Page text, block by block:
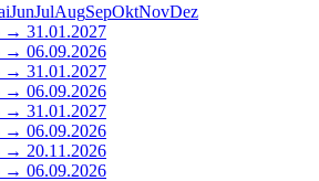
JunJulAugSepOktNovDez
→ 31.01.2027
→ 06.09.2026
→ 31.01.2027
→ 06.09.2026
→ 31.01.2027
→ 06.09.2026
→ 20.11.2026
→ 06.09.2026